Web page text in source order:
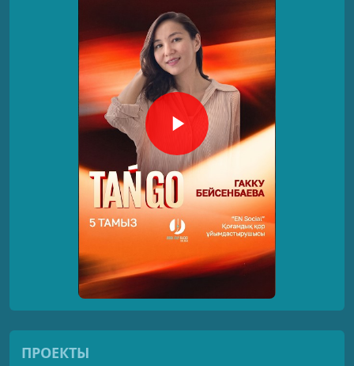
ПРОЕКТЫ